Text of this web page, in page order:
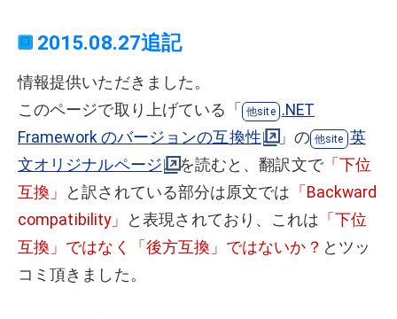
2015.08.27追記
情報提供いただきました。
このページで取り上げている「
.NET
Framework のバージョンの互換性
」の
英
文オリジナルページ
を読むと、翻訳文で「下位
互換」
と訳されている部分は原文では 「Backward
compatibility」
と表現されており、これは 「下位
互換」ではなく「後方互換」ではないか？ とツッ
コミ頂きました。